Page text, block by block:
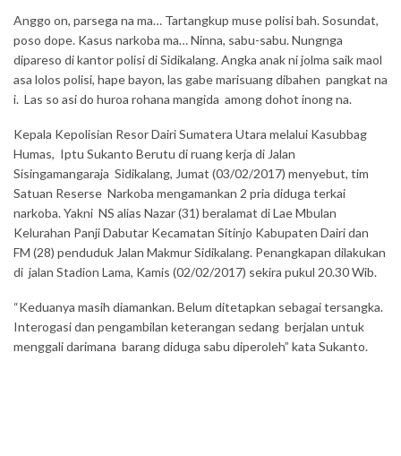
Anggo on, parsega na ma… Tartangkup muse polisi bah. Sosundat,
poso dope. Kasus narkoba ma… Ninna, sabu-sabu. Nungnga
dipareso di kantor polisi di Sidikalang. Angka anak ni jolma saik maol
asa lolos polisi, hape bayon, las gabe marisuang dibahen pangkat na
i. Las so asi do huroa rohana mangida among dohot inong na.
Kepala Kepolisian Resor Dairi Sumatera Utara melalui Kasubbag
Humas, Iptu Sukanto Berutu di ruang kerja di Jalan
Sisingamangaraja Sidikalang, Jumat (03/02/2017) menyebut, tim
Satuan Reserse Narkoba mengamankan 2 pria diduga terkai
narkoba. Yakni NS alias Nazar (31) beralamat di Lae Mbulan
Kelurahan Panji Dabutar Kecamatan Sitinjo Kabupaten Dairi dan
FM (28) penduduk Jalan Makmur Sidikalang. Penangkapan dilakukan
di jalan Stadion Lama, Kamis (02/02/2017) sekira pukul 20.30 Wib.
“Keduanya masih diamankan. Belum ditetapkan sebagai tersangka.
Interogasi dan pengambilan keterangan sedang berjalan untuk
menggali darimana barang diduga sabu diperoleh” kata Sukanto.